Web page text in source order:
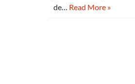
de… Read More »